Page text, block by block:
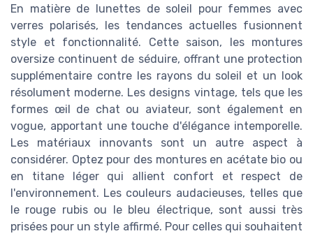
En matière de lunettes de soleil pour femmes avec
verres polarisés, les tendances actuelles fusionnent
style et fonctionnalité. Cette saison, les montures
oversize continuent de séduire, offrant une protection
supplémentaire contre les rayons du soleil et un look
résolument moderne. Les designs vintage, tels que les
formes œil de chat ou aviateur, sont également en
vogue, apportant une touche d'élégance intemporelle.
Les matériaux innovants sont un autre aspect à
considérer. Optez pour des montures en acétate bio ou
en titane léger qui allient confort et respect de
l'environnement. Les couleurs audacieuses, telles que
le rouge rubis ou le bleu électrique, sont aussi très
prisées pour un style affirmé. Pour celles qui souhaitent